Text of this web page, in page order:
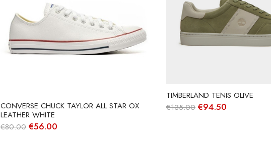
CONVERSE CHUCK TAYLOR ALL STAR OX
LEATHER WHITE
€80.00 O
€56.00
TIMBERLAND TENIS OLIVE
€135.00 O
€94.50